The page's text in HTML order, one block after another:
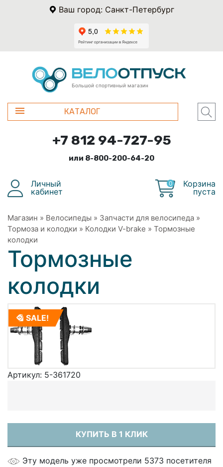
Ваш город: Санкт-Петербург
Большой спортивный магазин
КАТАЛОГ
+7 812 94-727-95
или 8-800-200-64-20
Личный
кабинет
0
Корзина
пуста
Магазин » Велосипеды » Запчасти для велосипеда »
Тормоза и колодки » Колодки V-brake » Тормозные
колодки
Тормозные
колодки
SALE!
Артикул: 5-361720
КУПИТЬ В 1 КЛИК
Эту модель уже просмотрели 5373 посетителя